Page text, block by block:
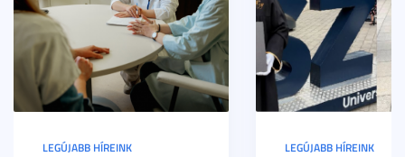
LEGÚJABB HÍREINK LEGÚJABB HÍREINK